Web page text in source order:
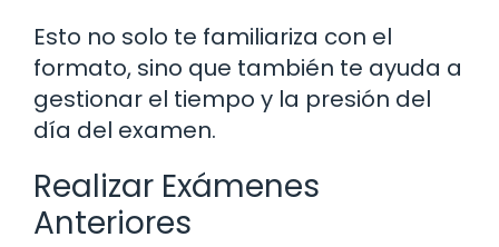
Esto no solo te familiariza con el
formato, sino que también te ayuda a
gestionar el tiempo y la presión del
día del examen.
Realizar Exámenes
Anteriores